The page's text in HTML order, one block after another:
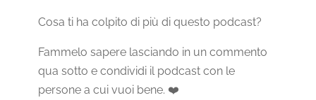
Cosa ti ha colpito di più di questo podcast?
Fammelo sapere lasciando in un commento
qua sotto e condividi il podcast con le
persone a cui vuoi bene. ❤️